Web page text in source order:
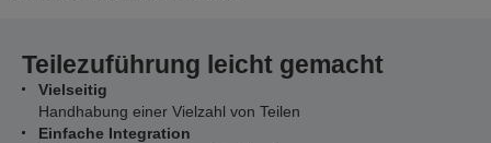
Teilezuführung leicht gemacht
Vielseitig
Handhabung einer Vielzahl von Teilen
Einfache Integration